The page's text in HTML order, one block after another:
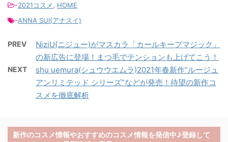
-2021コスメ, HOME
-ANNA SUI(アナスイ)
PREV
NiziU(ニジュー)がマスカラ「カールキープマジック」
の新広告に登場！まつ毛でテンションも上げてこう！
NEXT
shu uemura(シュウウエムラ)2021年春新作”ルージュ
アンリミテッド シリーズ”などが発売！待望の新作コ
スメを徹底解析
新作のコスメ情報やおすすめのコスメ情報を発信中♪登録して